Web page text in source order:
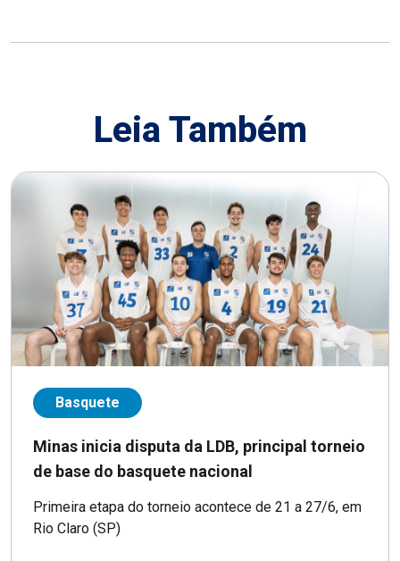
Leia Também
Basquete
Minas inicia disputa da LDB, principal torneio
de base do basquete nacional
Primeira etapa do torneio acontece de 21 a 27/6, em
Rio Claro (SP)